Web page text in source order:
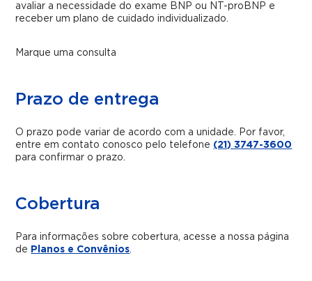
avaliar a necessidade do exame BNP ou NT-proBNP e
receber um plano de cuidado individualizado.
Marque uma consulta
Prazo de entrega
O prazo pode variar de acordo com a unidade. Por favor,
entre em contato conosco pelo telefone (21) 3747-3600
para confirmar o prazo.
Cobertura
Para informações sobre cobertura, acesse a nossa página
de Planos e Convênios.